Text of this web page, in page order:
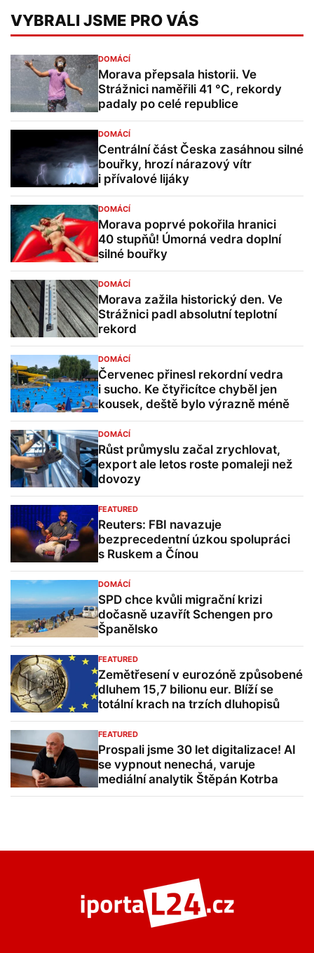
VYBRALI JSME PRO VÁS
DOMÁCÍ
Morava přepsala historii. Ve
Strážnici naměřili 41 °C, rekordy
padaly po celé republice
DOMÁCÍ
Centrální část Česka zasáhnou silné
bouřky, hrozí nárazový vítr
i přívalové lijáky
DOMÁCÍ
Morava poprvé pokořila hranici
40 stupňů! Úmorná vedra doplní
silné bouřky
DOMÁCÍ
Morava zažila historický den. Ve
Strážnici padl absolutní teplotní
rekord
DOMÁCÍ
Červenec přinesl rekordní vedra
i sucho. Ke čtyřicítce chyběl jen
kousek, deště bylo výrazně méně
DOMÁCÍ
Růst průmyslu začal zrychlovat,
export ale letos roste pomaleji než
dovozy
FEATURED
Reuters: FBI navazuje
bezprecedentní úzkou spolupráci
s Ruskem a Čínou
DOMÁCÍ
SPD chce kvůli migrační krizi
dočasně uzavřít Schengen pro
Španělsko
FEATURED
Zemětřesení v eurozóně způsobené
dluhem 15,7 bilionu eur. Blíží se
totální krach na trzích dluhopisů
FEATURED
Prospali jsme 30 let digitalizace! AI
se vypnout nenechá, varuje
mediální analytik Štěpán Kotrba